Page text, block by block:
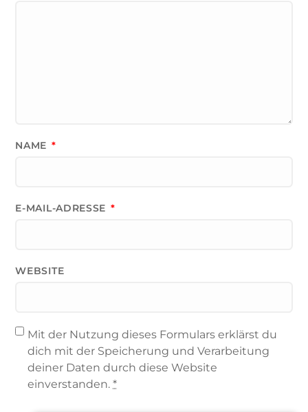
NAME *
E-MAIL-ADRESSE *
WEBSITE
Mit der Nutzung dieses Formulars erklärst du
dich mit der Speicherung und Verarbeitung
deiner Daten durch diese Website
einverstanden.*